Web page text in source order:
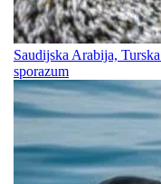
Saudijska Arabija,
sporazum